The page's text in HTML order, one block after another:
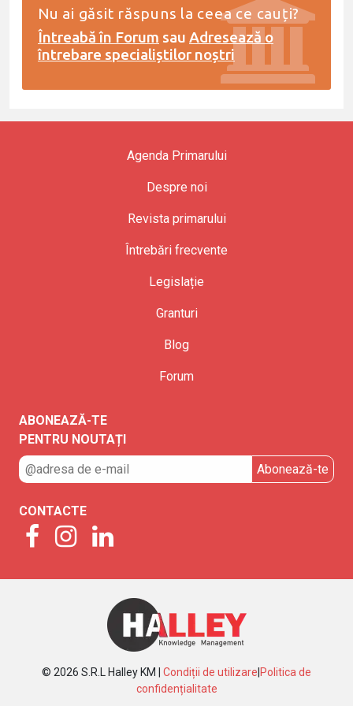
Nu ai găsit răspuns la ceea ce cauți?
Întreabă în Forum sau Adresează o
întrebare specialiștilor noștri
Agenda Primarului
Despre noi
Revista primarului
Întrebări frecvente
Legislație
Granturi
Blog
Forum
ABONEAZĂ-TE
PENTRU NOUTAȚI
CONTACTE
© 2026 S.R.L Halley KM | Condiții de utilizare Politica de
confidențialitate